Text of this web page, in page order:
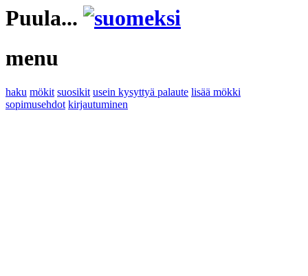
Puula...
menu
haku mökit suosikit usein kysyttyä palaute lisää mökki
sopimusehdot kirjautuminen